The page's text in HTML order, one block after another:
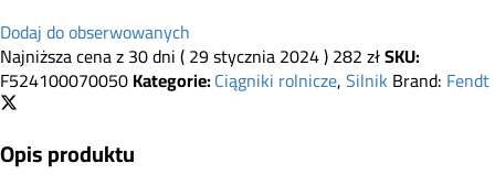
Dodaj do obserwowanych
Najniższa cena z 30 dni (29 stycznia 2024)282złSKU:
F524100070050Kategorie:Ciągniki rolnicze,SilnikBrand: Fendt
Opis produktu